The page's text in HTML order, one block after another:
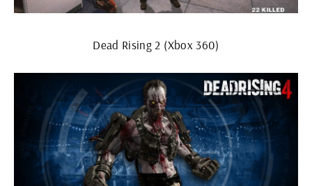
Dead Rising 2 (Xbox 360)